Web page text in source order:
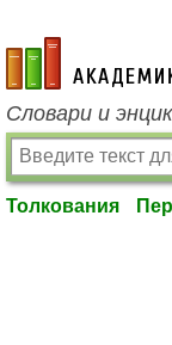
academic.ru
Словари и
Толкования